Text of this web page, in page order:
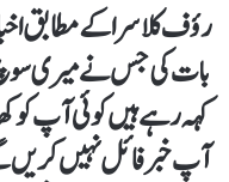
رؤف کلاسرا کے مطابق
بات کی جس نے میری سوچ
کہہ رہے ہیں کوئی آپ کو
آپ خبرفائل نہیں کریں